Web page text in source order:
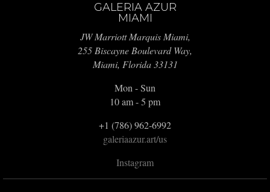
GALERIA AZUR
MIAMI
JW Marriott Marquis Miami,
255 Biscayne Boulevard Way,
Miami, Florida 33131
Mon - Sun
10 am - 5 pm
+1 (786) 962-6992
galeriaazur.art/us
Instagram